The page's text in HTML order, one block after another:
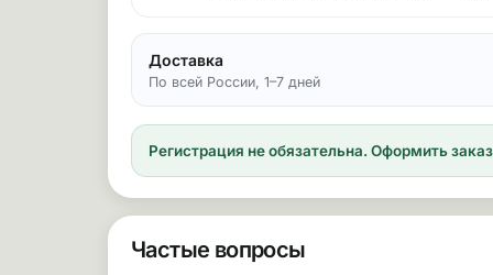
Доставка
По всей России, 1–7 дней
Регистрация не обязательна. Оформить
Частые вопросы